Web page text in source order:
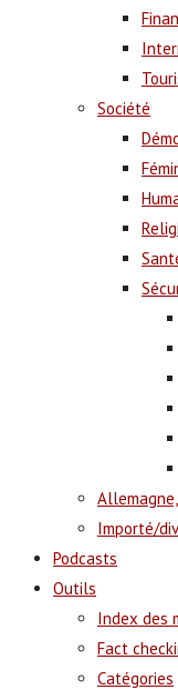
Société
Importé/
Podcasts
Outils
Index des
Fact
Catégories